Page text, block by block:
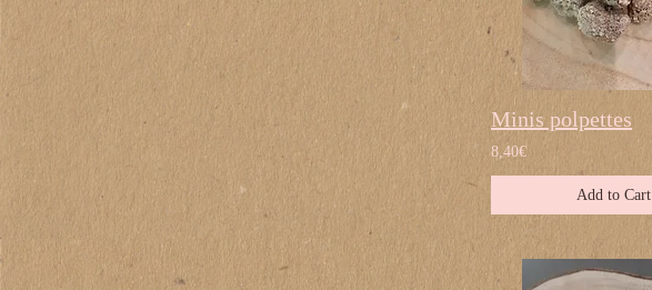
Minis polpettes
8,40€
Add to Cart